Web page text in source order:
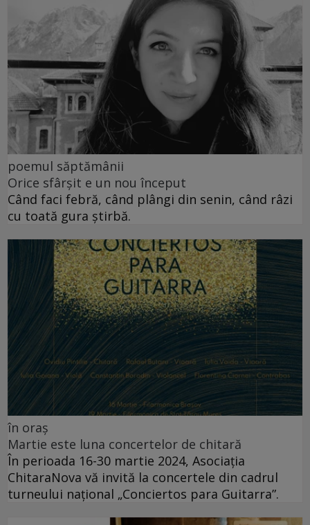
poemul săptămânii
Orice sfârșit e un nou început
Când faci febră, când plângi din senin, când râzi
cu toată gura știrbă.
în oraș
Martie este luna concertelor de chitară
În perioada 16-30 martie 2024, Asociația
ChitaraNova vă invită la concertele din cadrul
turneului național „Conciertos para Guitarra”.